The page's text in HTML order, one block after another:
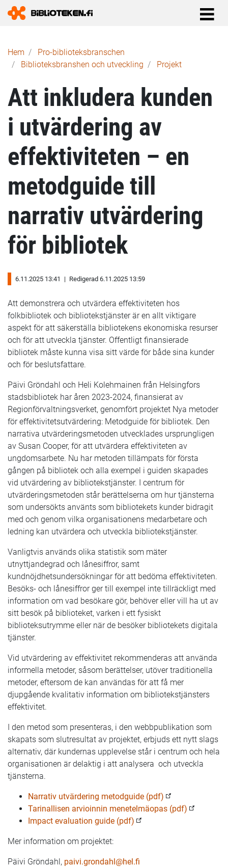
Länkstig
Hem
Pro-biblioteks­branschen
Biblioteksbranshen och utveckling
Projekt
Att inkludera kunden
i utvärdering av
effektiviteten – en
metodguide till
narrativ utvärdering
för bibliotek
6.11.2025 13:41 | Redigerad 6.11.2025 13:59
Att demonstrera och utvärdera effektiviteten hos
folkbibliotek och bibliotekstjänster är en allt viktigare
aspekt för att säkerställa bibliotekens ekonomiska resurser
och för att utveckla tjänster. Offentligt finansierade
bibliotek måste kunna visa sitt värde för både sina kunder
och för beslutsfattare.
Päivi Gröndahl och Heli Kolehmainen från Helsingfors
stadsbibliotek har åren 2023-2024, finansierat av
Regionförvaltningsverket, genomfört projektet Nya metoder
för effektivitetsutvärdering: Metodguide för bibliotek. Den
narrativa utvärderingsmetoden utvecklades ursprungligen
av Susan Cooper, för att utvärdera effektiviteten av
ungdomsarbete. Nu har metoden tillämpats för första
gången på bibliotek och alla exempel i guiden skapades
vid utvärdering av bibliotekstjänster. I centrum för
utvärderingsmetoden står berättelserna om hur tjänsterna
som undersökts använts som bibliotekets kunder bidragit
med och genom vilka organisationens medarbetare och
ledning kan utvärdera och utveckla bibliotekstjänster.
Vanligtvis används olika statistik som mäter
utnyttjandegrad och lånesiffror, samt
kundnöjdhetsundersökningar för att bedöma effektiviteten.
Besöks- och lånesiffror ger till exempel inte tillräckligt med
information om vad besökare gör, behöver eller vill ha ut av
sitt besök på biblioteket, varken i ett fysiskt
biblioteksutrymme eller när de besöker bibliotekets digitala
tjänster.
Vid utvärdering av effektivitet rekommenderas att använda
informella metoder, såsom berättelser, utöver traditionella
metoder, eftersom de kan användas för att få mer
djupgående kvalitativ information om bibliotekstjänsters
effektivitet.
I den metod som presenteras, i den webbpublikation som
skapats som slutresultat av projektet, erbjuds ett nytt slags
alternativ, där kundernas upplevelse står i centrum och hela
organisationen är delaktig i att analysera och utveckla
tjänsterna.
Narrativ utvärdering metodguide (pdf)
Tarinallisen arvioinnin menetelmäopas (pdf)
Impact evaluation guide (pdf)
Mer information om projektet:
Päivi Gröndahl, paivi.grondahl@hel.fi